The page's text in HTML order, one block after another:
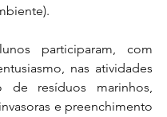
nas atividades
de resíduos marinhos,
e preenchimento